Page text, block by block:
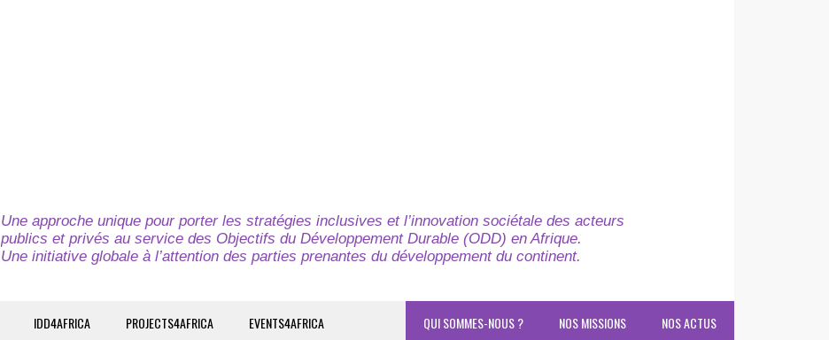
Une approche unique pour porter les stratégies inclusives et l’innovation sociétale des acteurs
publics et privés au service des Objectifs du Développement Durable (ODD) en Afrique.
Une initiative globale à l’attention des parties prenantes du développement du continent.
IDD4AFRICA PROJECTS4AFRICA EVENTS4AFRICA NOS ACTUS
NOS MISSIONS
QUI SOMMES-NOUS ?